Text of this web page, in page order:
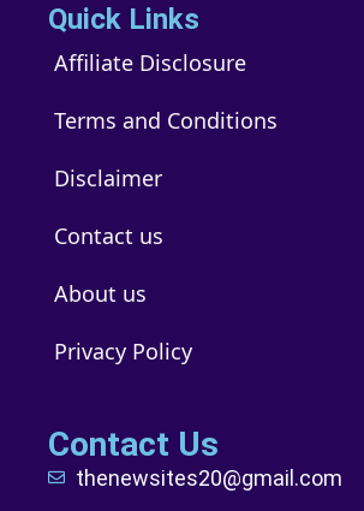
Quick Links
Affiliate Disclosure
Terms and Conditions
Disclaimer
Contact us
About us
Privacy Policy
Contact Us
thenewsites20@gmail.com